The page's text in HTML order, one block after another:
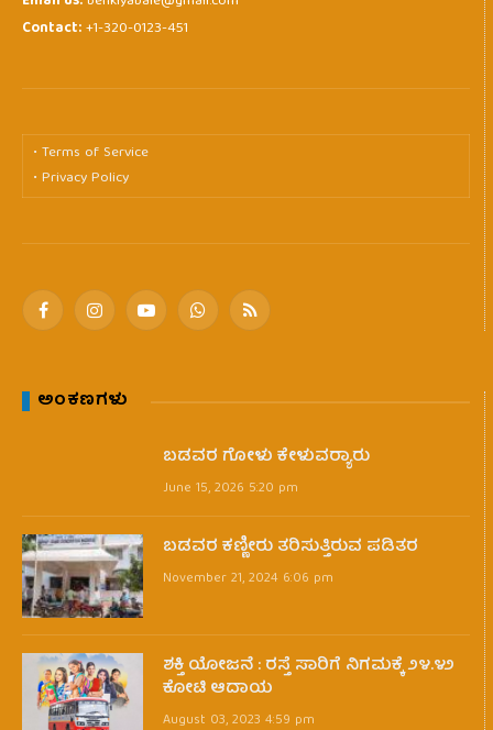
Contact:+1-320-0123-451
• Terms of Service
• Privacy Policy
FacebookInstagramYouTubeWhatsApp
RSS
ಅಂಕಣಗಳು
ಬಡವರ ಗೋಳು ಕೇಳುವರ‍್ಯಾರು
June 15, 2026 5:20 pm
ಬಡವರ ಕಣ್ಣೀರು ತರಿಸುತ್ತಿರುವ ಪಡಿತರ
November 21, 2024 6:06 pm
ಶಕ್ತಿ ಯೋಜನೆ : ರಸ್ತೆ ಸಾರಿಗೆ ನಿಗಮಕ್ಕೆ ೨೪.೪೨
ಕೋಟಿ ಆದಾಯ
August 03, 2023 4:59 pm